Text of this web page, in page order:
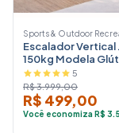
Sports & Outdoor
Escalador Vertical
150kg Modela
5
R$ 3.999,00
R$ 499,00
Você economiza R$